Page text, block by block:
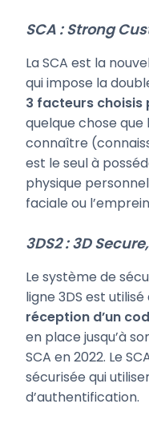
SCA : Strong
La SCA est la
qui impose la
3 facteurs choisis
quelque chose
connaître
est le seul à
physique
faciale ou
3DS2 : 3D
Le système de
ligne 3DS est
réception d’un
en place jusqu’à
SCA en 2022. Le
sécurisée qui
d’authentification.